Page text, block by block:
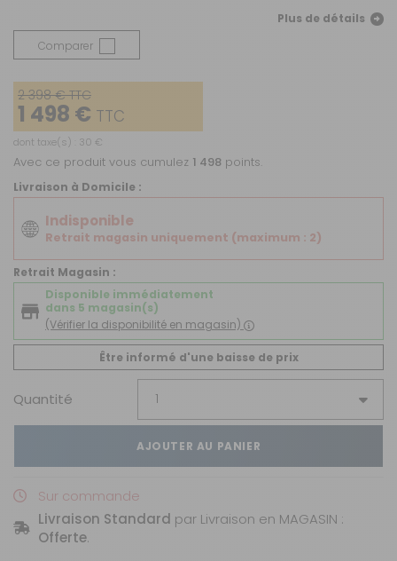
Plus de détails
Comparer
2 398 € TTC
1 498 € TTC
dont taxe(s) : 30 €
Avec ce produit vous cumulez 1 498 points.
Livraison à Domicile :
Indisponible
Retrait magasin uniquement (maximum : 2)
Retrait Magasin :
Disponible immédiatement
dans 5 magasin(s)
(Vérifier la disponibilité en magasin)
Être informé d'une baisse de prix
Quantité
AJOUTER AU PANIER
Sur commande
Livraison Standard par Livraison en MAGASIN :
Offerte.